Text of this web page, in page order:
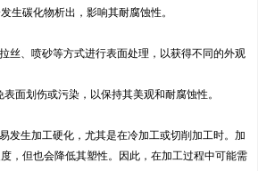
生碳化物析出，影响其耐腐蚀性。
丝、喷砂等方式进行表面处理，以获得不同的外观
面划伤或污染，以保持其美观和耐腐蚀性。
发生加工硬化，尤其是在冷加工或切削加工时。加
，但也会降低其塑性。因此，在加工过程中可能需